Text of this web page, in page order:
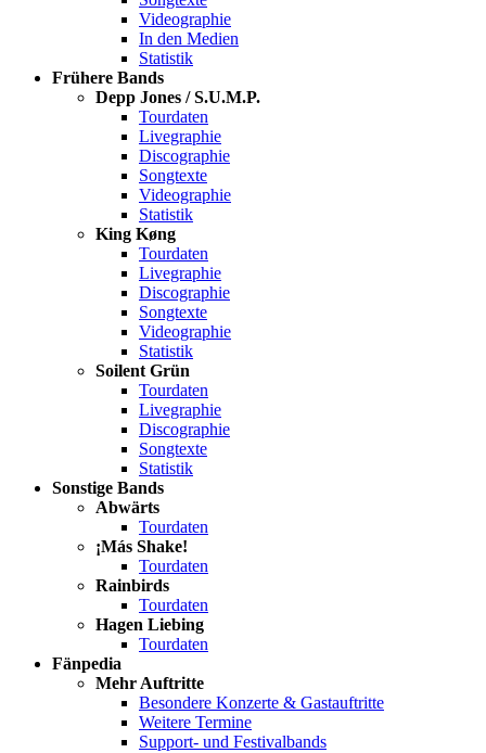
Videographie
In den Medien
Statistik
Frühere Bands
Depp Jones / S.U.M.P.
Tourdaten
Livegraphie
Discographie
Songtexte
Videographie
Statistik
King Køng
Tourdaten
Livegraphie
Discographie
Songtexte
Videographie
Statistik
Soilent Grün
Tourdaten
Livegraphie
Discographie
Songtexte
Statistik
Sonstige Bands
Abwärts
Tourdaten
¡Más Shake!
Tourdaten
Rainbirds
Tourdaten
Hagen Liebing
Tourdaten
Fänpedia
Mehr Auftritte
Besondere Konzerte & Gastauftritte
Weitere Termine
Support- und Festivalbands